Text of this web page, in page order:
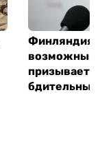
Финляндия
возможным
призывает